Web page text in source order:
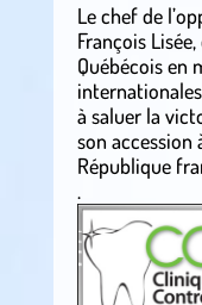
Le chef de
François
Québécois en
à saluer la
son accession
République
.